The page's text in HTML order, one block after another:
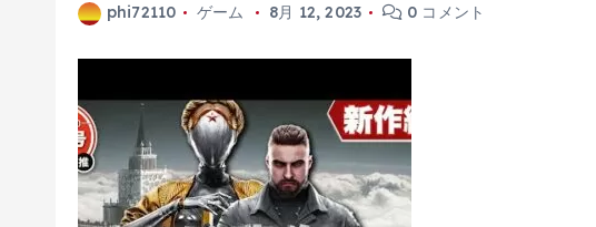
phi72110 ゲーム 8月 12, 2023 0 コメント